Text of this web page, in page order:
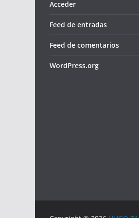
Acceder
Feed de entradas
Feed de comentarios
WordPress.org